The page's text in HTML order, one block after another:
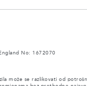
No: 1672070
može se razlikovati od